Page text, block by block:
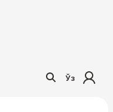
Ўз